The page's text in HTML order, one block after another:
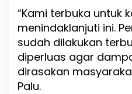
“Kami terbuka untuk
menindaklanjuti ini.
sudah dilakukan
diperluas agar
dirasakan
Palu.